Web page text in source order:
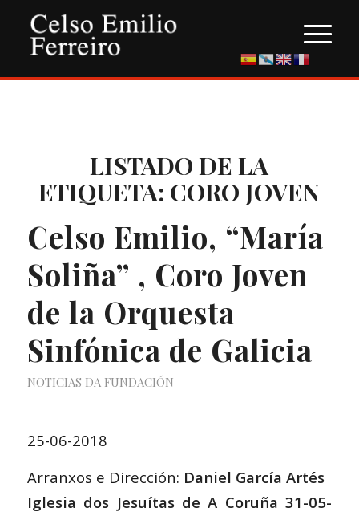
LISTADO DE LA
ETIQUETA: CORO JOVEN
Celso Emilio, “María
Soliña” , Coro Joven
de la Orquesta
Sinfónica de Galicia
NOTICIAS DA FUNDACIÓN
25-06-2018
Arranxos e Dirección: Daniel García Artés
Iglesia dos Jesuítas de A Coruña 31-05-